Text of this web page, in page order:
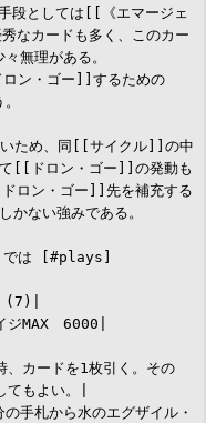
としては[[《エマージェ
なカードも多く、このカー
無理がある。
ン・ゴー]]するための
ため、同[[サイクル]]の中
て[[ドロン・ゴー]]の発動も
ロン・ゴー]]先を補充する
かない強みである。
では [#plays]
(7)|
ジMAX　6000|
、カードを1枚引く。その
てもよい。|
手札から水のエグザイル・